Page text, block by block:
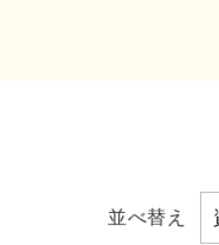
並べ替え